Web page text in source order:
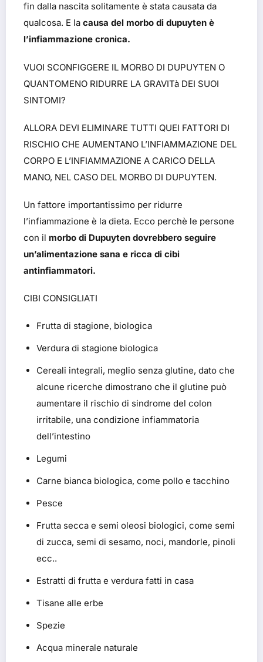
fin dalla nascita solitamente è stata causata da
qualcosa. E la causa del morbo di dupuyten è
l’infiammazione cronica.
VUOI SCONFIGGERE IL MORBO DI DUPUYTEN O
QUANTOMENO RIDURRE LA GRAVITà DEI SUOI
SINTOMI?
ALLORA DEVI ELIMINARE TUTTI QUEI FATTORI DI
RISCHIO CHE AUMENTANO L’INFIAMMAZIONE DEL
CORPO E L’INFIAMMAZIONE A CARICO DELLA
MANO, NEL CASO DEL MORBO DI DUPUYTEN.
Un fattore importantissimo per ridurre
l’infiammazione è la dieta. Ecco perchè le persone
con il morbo di Dupuyten dovrebbero seguire
un’alimentazione sana e ricca di cibi
antinfiammatori.
CIBI CONSIGLIATI
Frutta di stagione, biologica
Verdura di stagione biologica
Cereali integrali, meglio senza glutine, dato che
alcune ricerche dimostrano che il glutine può
aumentare il rischio di sindrome del colon
irritabile, una condizione infiammatoria
dell’intestino
Legumi
Carne bianca biologica, come pollo e tacchino
Pesce
Frutta secca e semi oleosi biologici, come semi
di zucca, semi di sesamo, noci, mandorle, pinoli
ecc..
Estratti di frutta e verdura fatti in casa
Tisane alle erbe
Spezie
Acqua minerale naturale